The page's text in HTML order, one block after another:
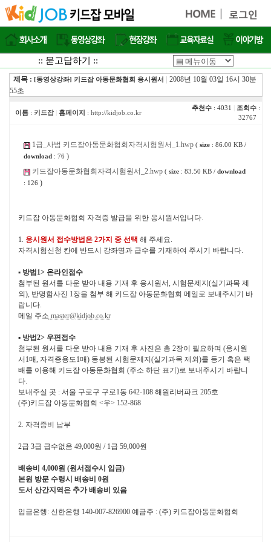
:: 묻고답하기 ::
제목 : [동영상강좌] 키드잡 아동문화협회 응시원서
2008년 10월 03일 16시 30분
55초
이름: 키드잡 홈페이지 : http://kidjob.co.kr
추천수: 4031 조회수:
32767
1급_사범 키드잡아동문화협회자격시험원서_1.hwp ( size: 86.00 KB /
download : 76 )
키드잡아동문화협회자격시험원서_2.hwp ( size: 83.50 KB / download
: 126 )
키드잡 아동문화협회 자격증 발급을 위한 응시원서입니다.
1. 응시원서 접수방법은 2가지 중 선택 해 주세요.
자격시험신청 칸에 반드시 강좌명과 급수를 기재하여 주시기 바랍니다.
▪ 방법1> 온라인접수
첨부된 원서를 다운 받아 내용 기재 후 응시원서, 시험문제지(실기과목 제
외), 반명함사진 1장을 첨부 해 키드잡 아동문화협회 메일로 보내주시기 바
랍니다.
메일 주소 master@kidjob.co.kr
▪ 방법2> 우편접수
첨부된 원서를 다운 받아 내용 기재 후 사진은 총 2장이 필요하며 (응시원
서1매, 자격증용도1매) 동봉된 시험문제지(실기과목 제외)를 등기 혹은 택
배를 이용해 키드잡 아동문화협회 (주소 하단 표기)로 보내주시기 바랍니
다.
보내주실 곳 : 서울 구로구 구로1동 642-108 해원리버파크 205호
(주)키드잡 아동문화협회 <우> 152-868
2. 자격증비 납부
2급 3급 급수없음 49,000원 / 1급 59,000원
배송비 4,000원 (원서접수시 입금)
본원 방문 수령시 배송비 0원
도서 산간지역은 추가 배송비 있음
입금은행: 신한은행 140-007-826900 예금주 : (주) 키드잡아동문화협회